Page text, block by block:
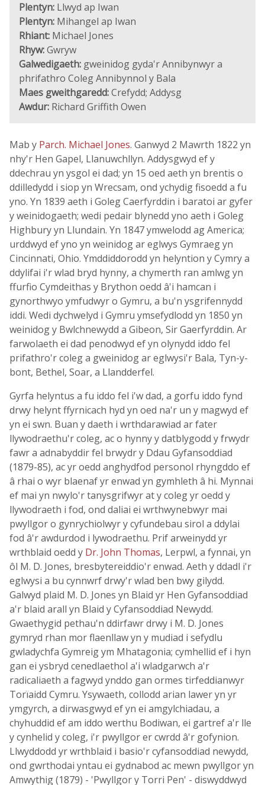
Plentyn: Llwyd ap Iwan
Plentyn: Mihangel ap Iwan
Rhiant: Michael Jones
Rhyw:Gwryw
Galwedigaeth: gweinidog gyda'r Annibynwyr a
phrifathro Coleg Annibynnol y Bala
Maes gweithgaredd:Crefydd; Addysg
Awdur: Richard Griffith Owen
Mab y Parch. Michael Jones. Ganwyd 2 Mawrth 1822 yn
nhy'r Hen Gapel, Llanuwchllyn. Addysgwyd ef y
ddechrau yn ysgol ei dad; yn 15 oed aeth yn brentis o
ddilledydd i siop yn Wrecsam, ond ychydig fisoedd a fu
yno. Yn 1839 aeth i Goleg Caerfyrddin i baratoi ar gyfer
y weinidogaeth; wedi pedair blynedd yno aeth i Goleg
Highbury yn Llundain. Yn 1847 ymwelodd ag America;
urddwyd ef yno yn weinidog ar eglwys Gymraeg yn
Cincinnati, Ohio. Ymddiddorodd yn helyntion y Cymry a
ddylifai i'r wlad bryd hynny, a chymerth ran amlwg yn
ffurfio Cymdeithas y Brython oedd â'i hamcan i
gynorthwyo ymfudwyr o Gymru, a bu'n ysgrifennydd
iddi. Wedi dychwelyd i Gymru ymsefydlodd yn 1850 yn
weinidog y Bwlchnewydd a Gibeon, Sir Gaerfyrddin. Ar
farwolaeth ei dad penodwyd ef yn olynydd iddo fel
prifathro'r coleg a gweinidog ar eglwysi'r Bala, Tyn-y-
bont, Bethel, Soar, a Llandderfel.
Gyrfa helyntus a fu iddo fel i'w dad, a gorfu iddo fynd
drwy helynt ffyrnicach hyd yn oed na'r un y magwyd ef
yn ei swn. Buan y daeth i wrthdarawiad ar fater
llywodraethu'r coleg, ac o hynny y datblygodd y frwydr
fawr a adnabyddir fel brwydr y Ddau Gyfansoddiad
(1879-85), ac yr oedd anghydfod personol rhyngddo ef
â rhai o wyr blaenaf yr enwad yn gymhleth â hi. Mynnai
ef mai yn nwylo'r tanysgrifwyr at y coleg yr oedd y
llywodraeth i fod, ond daliai ei wrthwynebwyr mai
pwyllgor o gynrychiolwyr y cyfundebau sirol a ddylai
fod â'r awdurdod i lywodraethu. Prif arweinydd yr
wrthblaid oedd y Dr. John Thomas, Lerpwl, a fynnai, yn
ôl M. D. Jones, bresbytereiddio'r enwad. Aeth y ddadl i'r
eglwysi a bu cynnwrf drwy'r wlad ben bwy gilydd.
Galwyd plaid M. D. Jones yn Blaid yr Hen Gyfansoddiad
a'r blaid arall yn Blaid y Cyfansoddiad Newydd.
Gwaethygid pethau'n ddirfawr drwy i M. D. Jones
gymryd rhan mor flaenllaw yn y mudiad i sefydlu
gwladychfa Gymreig ym Mhatagonia; cymhellid ef i hyn
gan ei ysbryd cenedlaethol a'i wladgarwch a'r
radicaliaeth a fagwyd ynddo gan ormes tirfeddianwyr
Torïaidd Cymru. Ysywaeth, collodd arian lawer yn yr
ymgyrch, a dirwasgwyd ef yn ei amgylchiadau, a
chyhuddid ef am iddo werthu Bodiwan, ei gartref a'r lle
y cynhelid y coleg, i'r pwyllgor er cwrdd â'r gofynion.
Llwyddodd yr wrthblaid i basio'r cyfansoddiad newydd,
ond gwrthodai yntau ei gydnabod ac mewn pwyllgor yn
Amwythig (1879) - 'Pwyllgor y Torri Pen' - diswyddwyd